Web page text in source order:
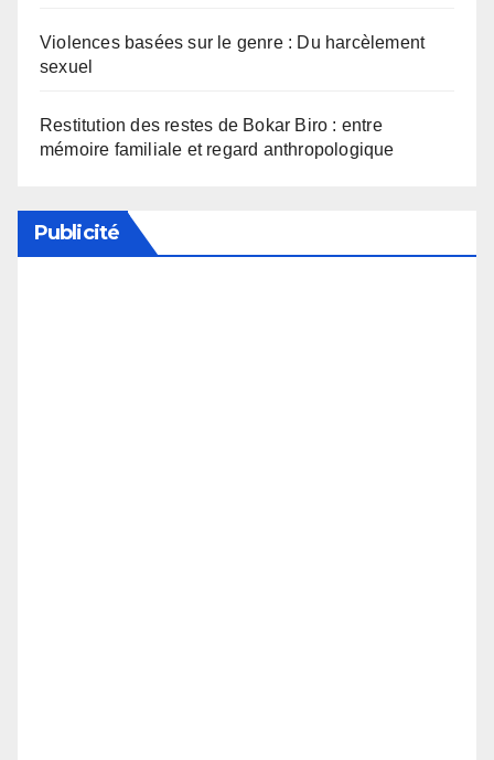
Violences basées sur le genre : Du harcèlement
sexuel
Restitution des restes de Bokar Biro : entre
mémoire familiale et regard anthropologique
Publicité